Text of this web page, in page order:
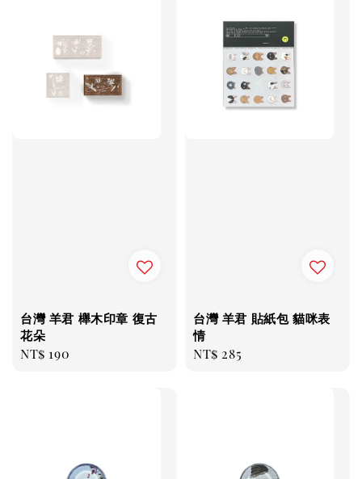
台灣 羊君 櫸木印章 復古
花朵
Regular
NT$ 190
台灣 羊君 貼紙包 貓咪表
情
Regular
NT$ 285